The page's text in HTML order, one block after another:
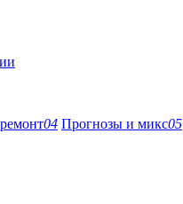
04 Прогнозы и микс05